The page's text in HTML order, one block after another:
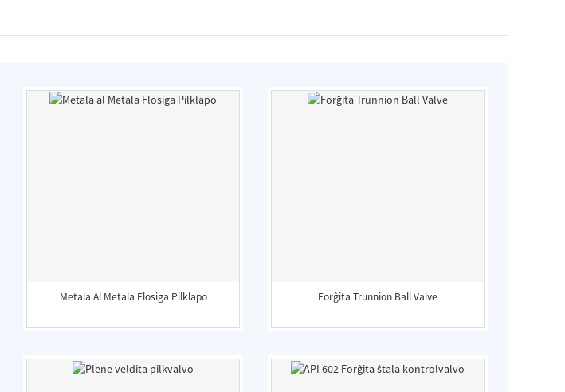
Metala Al Metala Flosiga Pilklapo Forĝita Trunnion Ball Valve